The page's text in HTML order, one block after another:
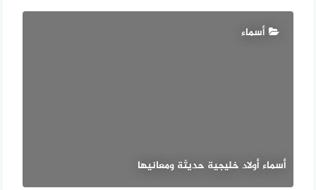
أسماء
أسماء أولاد خليجية حديثة ومعانيها